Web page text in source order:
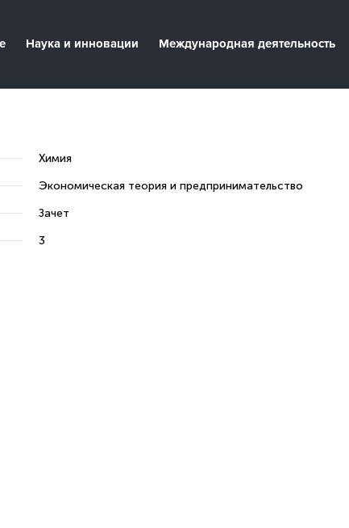
Наука и инновации Международная деятельность
Химия
Экономическая теория и предпринимательство
Зачет
3